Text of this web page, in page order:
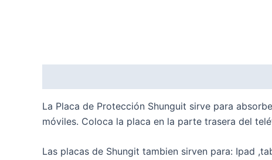
La Placa de Protección Shunguit sirve para
móviles. Coloca la placa en la parte trasera del
Las placas de Shungit tambien sirven para: Ipad